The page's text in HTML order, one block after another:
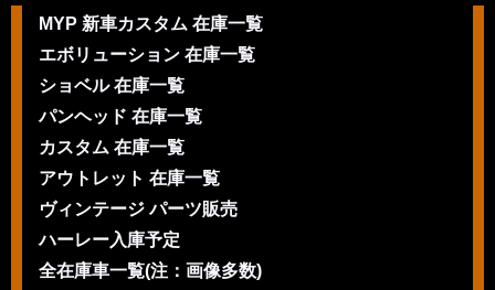
MYP 新車カスタム 在庫一覧
エボリューション 在庫一覧
ショベル 在庫一覧
パンヘッド 在庫一覧
カスタム 在庫一覧
アウトレット 在庫一覧
ヴィンテージ パーツ販売
ハーレー入庫予定
全在庫車一覧(注：画像多数)